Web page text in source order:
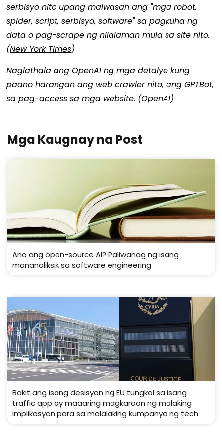
serbisyo nito upang maiwasan ang "mga robot,
spider, script, serbisyo, software" sa pagkuha ng
data o pag-scrape ng nilalaman mula sa site nito.
(New York Times)
Naglathala ang OpenAI ng mga detalye kung
paano harangan ang web crawler nito, ang GPTBot,
sa pag-access sa mga website. (OpenAI)
Mga Kaugnay na Post
Ano ang open-source AI? Paliwanag ng isang
mananaliksik sa software engineering
Bakit ang isang desisyon ng EU tungkol sa isang
traffic app ay maaaring magkaroon ng malaking
implikasyon para sa malalaking kumpanya ng tech